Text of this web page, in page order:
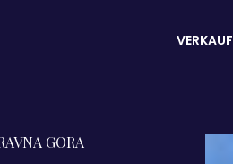
VERKAUF
GORA